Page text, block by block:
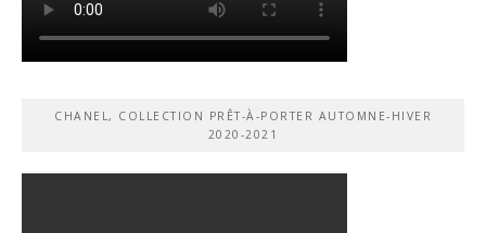
CHANEL, COLLECTION PRÊT-À-PORTER AUTOMNE-HIVER
2020-2021